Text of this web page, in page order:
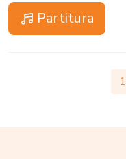
Partitura
1